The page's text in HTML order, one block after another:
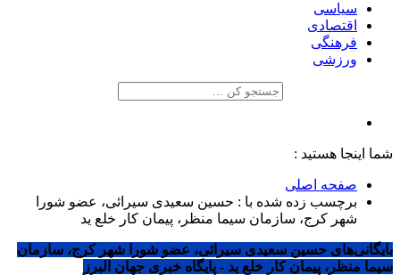
سیاسی
اقتصادی
فرهنگی
ورزشی
شما اینجا هستید :
صفحه اصلی
برچسب زده شده با : حسین سعیدی سیرائی، عضو شورا
شهر کرج، سازمان سیما منظر، پیمان کار خلع ید
بایگانی‌های حسین سعیدی سیرائی، عضو شورا شهر کرج، سازمان
سیما منظر، پیمان کار خلع ید - پایگاه خبری جهان البرز